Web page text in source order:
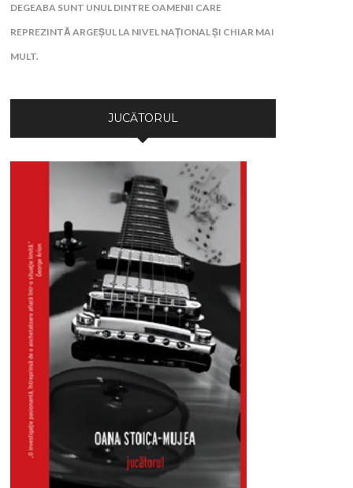
DEGEABA SUNT UNUL DINTRE OAMENII CARE
REPREZINTĂ ARGEȘUL LA NIVEL NAȚIONAL ȘI CHIAR MAI
MULT.
JUCĂTORUL